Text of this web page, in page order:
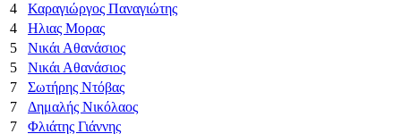
4
Καραγιώργος Παναγιώτης
4
Ηλιας Μορας
5
Νικάι Αθανάσιος
5
Νικάι Αθανάσιος
7
Σωτήρης Ντόβας
7
Δημαλής Νικόλαος
7
Φλιάτης Γιάννης